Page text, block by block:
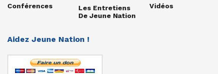
Conférences
Les Entretiens
De Jeune Nation
Vidéos
Aidez Jeune Nation !